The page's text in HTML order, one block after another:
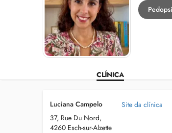
CLÍNICA
Luciana Campelo
37, Rue Du Nord,
4260 Esch-sur-Alzette
Site da clínica